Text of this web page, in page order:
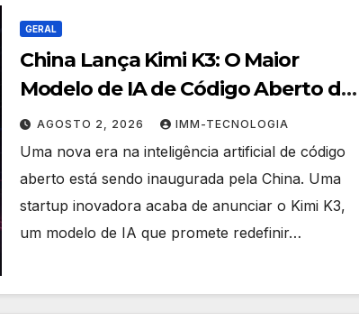
GERAL
China Lança Kimi K3: O Maior
Modelo de IA de Código Aberto do
Mundo Redefine o Jogo Global
AGOSTO 2, 2026 IMM-TECNOLOGIA
Uma nova era na inteligência artificial de código
aberto está sendo inaugurada pela China. Uma
startup inovadora acaba de anunciar o Kimi K3,
um modelo de IA que promete redefinir…